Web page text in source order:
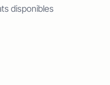
disponibles